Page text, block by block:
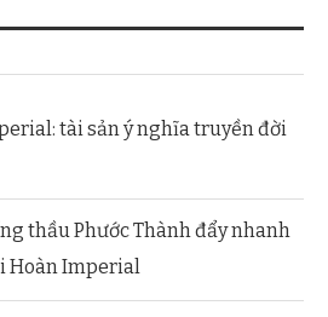
tài sản ý nghĩa truyền đời
thầu Phước Thành đẩy nhanh
Hoàn Imperial